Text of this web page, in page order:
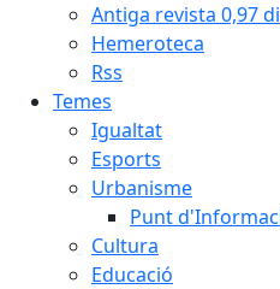
Antiga revista 0,97
Hemeroteca
Rss
Temes
Igualtat
Esports
Urbanisme
Punt
Cultura
Educació